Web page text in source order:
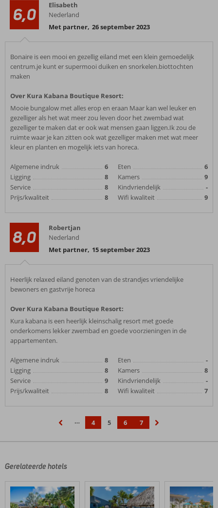
6,0
Elisabeth
Nederland
Met partner, 26 september 2023
Bonaire is een mooi en gezellig eiland met een klein gemoedelijk
centrum.je kunt er supermooi duiken en snorkelen.biottochten
maken
Over Kura Kabana Boutique Resort:
Mooie bungalow met alles erop en eraan Maar kan wel leuker en
gezelliger als het wat meer zou leven door het zwembad wat
gezelliger te maken dat er ook wat mensen gaan liggen.Ik zou de
ruimte waar je kan zitten ook wat gezelliger maken met wat meer
kleur en planten en mogelijk iets van horeca.
Algemene indruk
6
Ligging
8
Service
8
Prijs/kwaliteit
8
Eten
6
Kamers
9
Kindvriendelijk
-
Wifi kwaliteit
9
8,0
Robertjan
Nederland
Met partner, 15 september 2023
Heerlijk relaxed eiland genoten van de strandjes vriendelijke
bewoners en gastvrije horeca
Over Kura Kabana Boutique Resort:
Kura kabana is een heerlijk kleinschalig resort met goede
onderkomens lekker zwembad en goede voorzieningen in de
appartementen.
Algemene indruk
8
Ligging
8
Service
9
Prijs/kwaliteit
8
Eten
-
Kamers
8
Kindvriendelijk
-
Wifi kwaliteit
7
… 4 5 6
7
Gerelateerde hotels